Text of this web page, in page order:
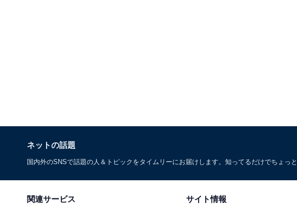
ネットの話題
国内外のSNSで話題の人＆トピックをタイムリーにお届けします。知ってるだけでちょ
関連サービス サイト情報